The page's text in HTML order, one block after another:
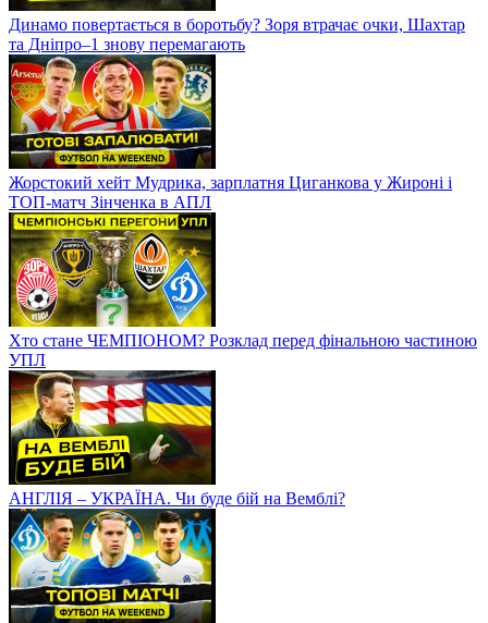
Динамо повертається в боротьбу? Зоря втрачає очки, Шахтар
та Дніпро–1 знову перемагають
Жорстокий хейт Мудрика, зарплатня Циганкова у Жироні і
ТОП-матч Зінченка в АПЛ
Хто стане ЧЕМПІОНОМ? Розклад перед фінальною частиною
УПЛ
АНГЛІЯ – УКРАЇНА. Чи буде бій на Вемблі?